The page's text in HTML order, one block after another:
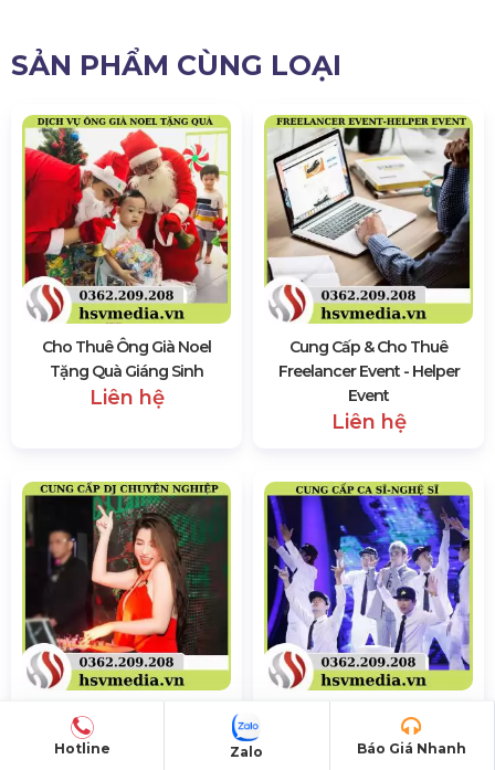
SẢN PHẨM CÙNG LOẠI
Cho Thuê Ông Già Noel
Tặng Quà Giáng Sinh
Liên hệ
Cung Cấp & Cho Thuê
Freelancer Event - Helper
Event
Liên hệ
Cung Cấp Và Cho Thuê Dj
Chuyên Nghiệp Tại Tp Hcm
Cung Cấp Ca Sĩ - Nghệ Sĩ
Chuyên Nghiệp
Hotline Báo Giá Nhanh
Zalo